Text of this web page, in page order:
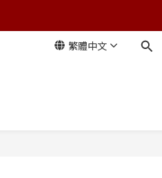
繁體中文